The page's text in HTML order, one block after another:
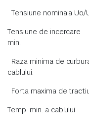
Tensiune
Tensiune de
min.
Raza minima de
cablului.
Forta maxima de
Temp. min. a
in